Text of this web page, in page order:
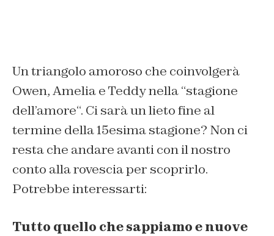
Un triangolo amoroso che coinvolgerà
Owen, Amelia e Teddy nella “stagione
dell’amore“. Ci sarà un lieto fine al
termine della 15esima stagione? Non ci
resta che andare avanti con il nostro
conto alla rovescia per scoprirlo.
Potrebbe interessarti:
Tutto quello che sappiamo e nuove